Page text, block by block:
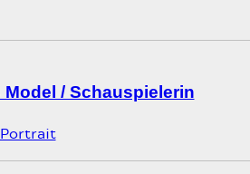
/ Schauspielerin
Portrait